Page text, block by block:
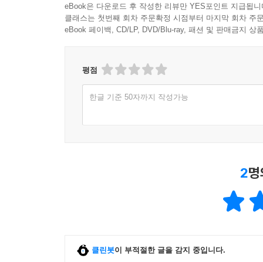
eBook은 다운로드 후 작성한 리뷰만 YES포인트 지급됩니
클래스는 첫번째 회차 주문확정 시점부터 마지막 회차 주
eBook 페이백, CD/LP, DVD/Blu-ray, 패션 및 판매금지 상
평점
한글 기준 50자까지 작성가능
2
클린봇이 부적절한 글을 감지 중입니다.